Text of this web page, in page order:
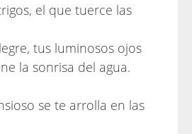
el que tuerce las
tus luminosos ojos
la sonrisa del agua.
se te arrolla en las